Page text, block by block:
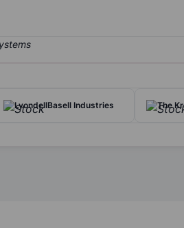
LyondellBasell Industries The